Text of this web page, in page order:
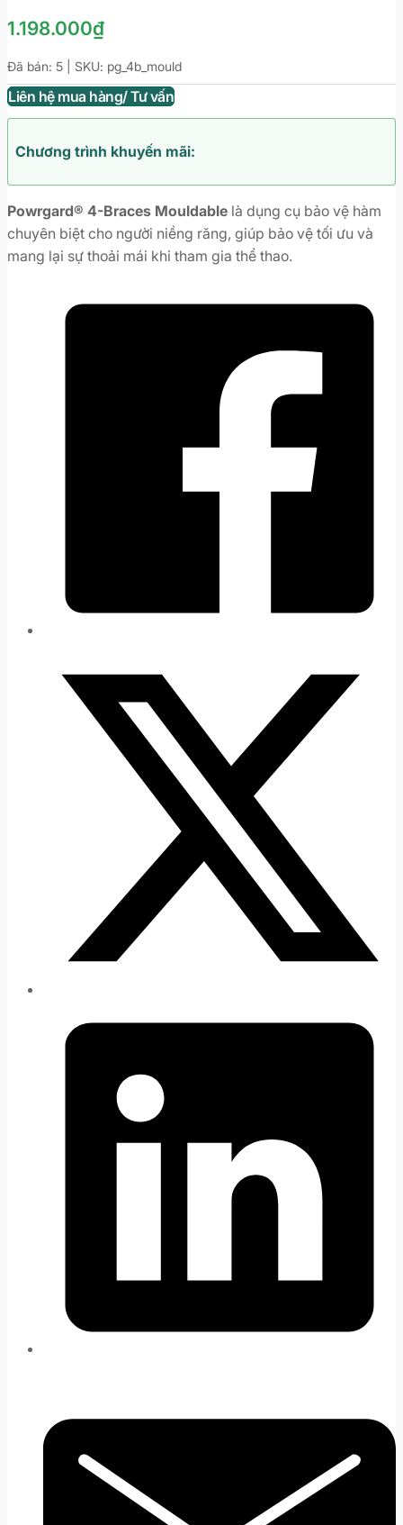
1.198.000₫
Đã bán: 5 | SKU: pg_4b_mould
Liên hệ mua hàng/ Tư vấn
Chương trình khuyến mãi:
Powrgard® 4-Braces Mouldable là dụng cụ bảo vệ hàm
chuyên biệt cho người niềng răng, giúp bảo vệ tối ưu và
mang lại sự thoải mái khi tham gia thể thao.